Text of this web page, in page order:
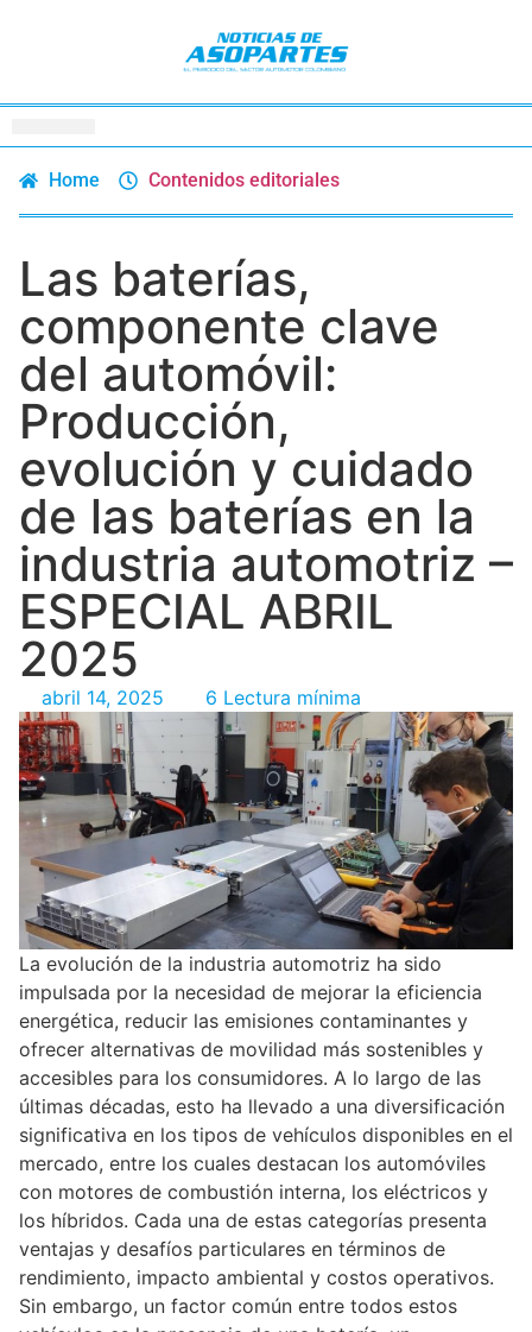
Home Contenidos editoriales
Las baterías,
componente clave
del automóvil:
Producción,
evolución y cuidado
de las baterías en la
industria automotriz –
ESPECIAL ABRIL
2025
abril 14, 2025 6 Lectura mínima
La evolución de la industria automotriz ha sido
impulsada por la necesidad de mejorar la eficiencia
energética, reducir las emisiones contaminantes y
ofrecer alternativas de movilidad más sostenibles y
accesibles para los consumidores. A lo largo de las
últimas décadas, esto ha llevado a una diversificación
significativa en los tipos de vehículos disponibles en el
mercado, entre los cuales destacan los automóviles
con motores de combustión interna, los eléctricos y
los híbridos. Cada una de estas categorías presenta
ventajas y desafíos particulares en términos de
rendimiento, impacto ambiental y costos operativos.
Sin embargo, un factor común entre todos estos